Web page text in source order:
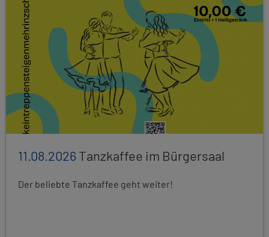
11.08.2026Tanzkaffee im Bürgersaal
Der beliebte Tanzkaffee geht weiter!